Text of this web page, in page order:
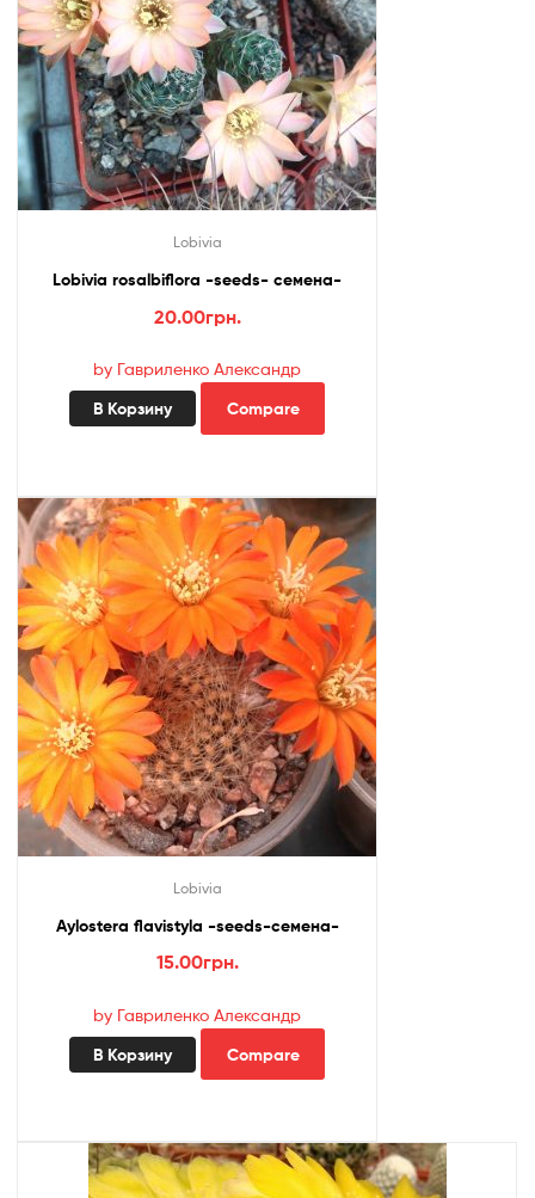
Lobivia
Lobivia rosalbiflora -seeds- cемена-
20.00грн.
by Гавриленко Александр
В Корзину Compare
Lobivia
Aylostera flavistyla -seeds-семена-
15.00грн.
by Гавриленко Александр
В Корзину Compare